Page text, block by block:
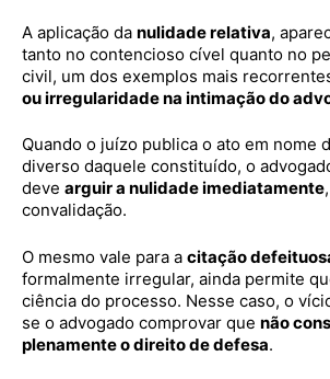
A aplicação da nulidade relativa,
tanto no contencioso cível quanto no
civil, um dos exemplos mais
ou irregularidade na intimação do
Quando o juízo publica o ato em nome
diverso daquele constituído, o
deve arguir a nulidade imediatamente
convalidação.
O mesmo vale para a citação
formalmente irregular, ainda permite
ciência do processo. Nesse caso, o
se o advogado comprovar que não
plenamente o direito de defesa.